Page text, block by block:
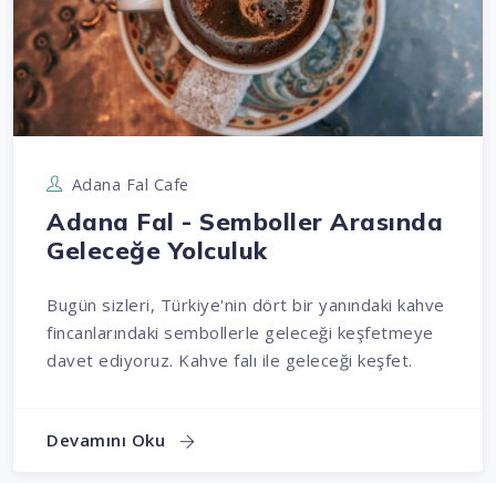
Adana Fal Cafe
Adana Fal - Semboller Arasında
Geleceğe Yolculuk
Bugün sizleri, Türkiye'nin dört bir yanındaki kahve
fincanlarındaki sembollerle geleceği keşfetmeye
davet ediyoruz. Kahve falı ile geleceği keşfet.
Devamını Oku